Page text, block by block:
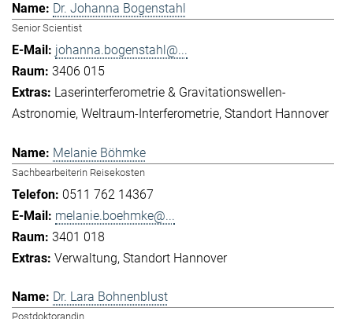
Dr. Johanna Bogenstahl
Senior Scientist
johanna.bogenstahl@...
3406 015
Laserinterferometrie & Gravitationswellen-
Astronomie Weltraum-Interferometrie Standort Hannover
Melanie Böhmke
Sachbearbeiterin Reisekosten
0511 762 14367
melanie.boehmke@...
3401 018
Verwaltung Standort Hannover
Dr. Lara Bohnenblust
Postdoktorandin